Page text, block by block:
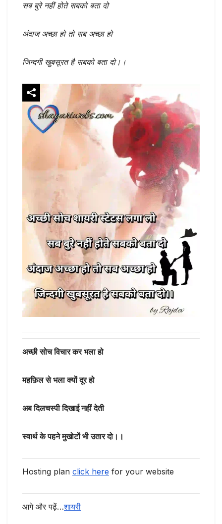
सब बुरे नहीं होते सबको बता दो
अंदाज अच्छा हो तो सब अच्छा हो
जिन्दगी खुबसूरत है सबको बता दो।।
अच्छी सोच विचार कर भला हो
महफ़िल से भला क्यों दूर हो
अब दिलचस्पी दिखाई नहीं देती
स्वार्थ के पहने मुखोटों भी उतार दो।।
Hosting plan click here for your website
आगे और पढ़ें…शायरी